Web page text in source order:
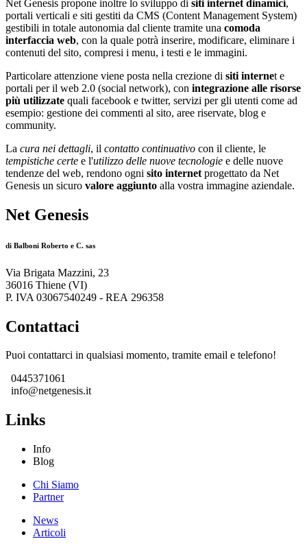
Net Genesis propone inoltre lo sviluppo di siti internet dinamici,
portali verticali e siti gestiti da CMS (Content Management System)
gestibili in totale autonomia dal cliente tramite una comoda
interfaccia web, con la quale potrà inserire, modificare, eliminare i
contenuti del sito, compresi i menu, i testi e le immagini.
Particolare attenzione viene posta nella crezione di siti internet e
portali per il web 2.0 (social network), con integrazione alle risorse
più utilizzate quali facebook e twitter, servizi per gli utenti come ad
esempio: gestione dei commenti al sito, aree riservate, blog e
community.
La cura nei dettagli, il contatto continuativo con il cliente, le
tempistiche certe e l'utilizzo delle nuove tecnologie e delle nuove
tendenze del web, rendono ogni sito internet progettato da Net
Genesis un sicuro valore aggiunto alla vostra immagine aziendale.
Net Genesis
di Balboni Roberto e C. sas
Via Brigata Mazzini, 23
36016 Thiene (VI)
P. IVA 03067540249 - REA 296358
Contattaci
Puoi contattarci in qualsiasi momento, tramite email e telefono!
0445371061
info@netgenesis.it
Links
Info
Blog
Chi Siamo
Partner
News
Articoli